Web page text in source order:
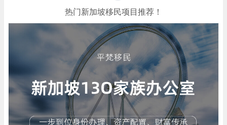
热门新加坡移民项目推荐！